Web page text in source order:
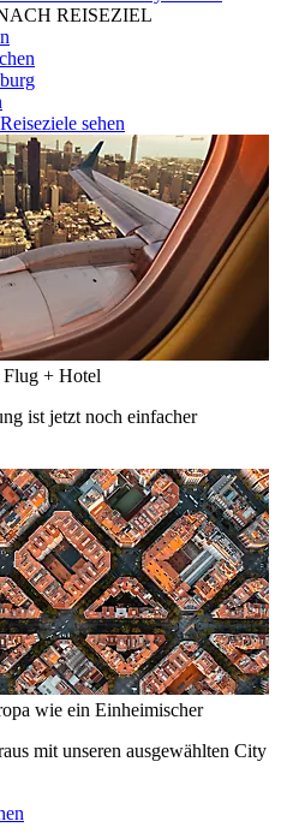
REISEZIEL
sehen
+ Hotel
ist jetzt noch einfacher
wie ein Einheimischer
mit unseren ausgewählten City